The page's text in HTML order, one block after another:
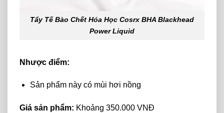
Tẩy Tế Bào Chết Hóa Học Cosrx BHA Blackhead
Power Liquid
Nhược điểm:
Sản phẩm này có mùi hơi nồng
Giá sản phẩm: Khoảng 350.000 VNĐ